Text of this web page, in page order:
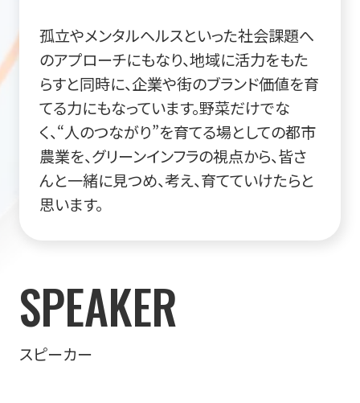
孤立やメンタルヘルスといった社会課題へ
のアプローチにもなり、地域に活力をもた
らすと同時に、企業や街のブランド価値を育
てる力にもなっています。野菜だけでな
く、“人のつながり”を育てる場としての都市
農業を、グリーンインフラの視点から、皆さ
んと一緒に見つめ、考え、育てていけたらと
思います。
SPEAKER
スピーカー